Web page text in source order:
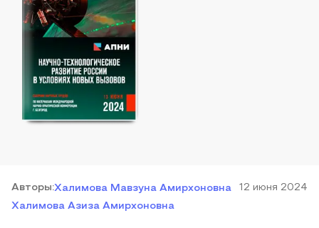
Авторы:Халимова Мавзуна Амирхоновна
Халимова Азиза Амирхоновна
12 июня 2024